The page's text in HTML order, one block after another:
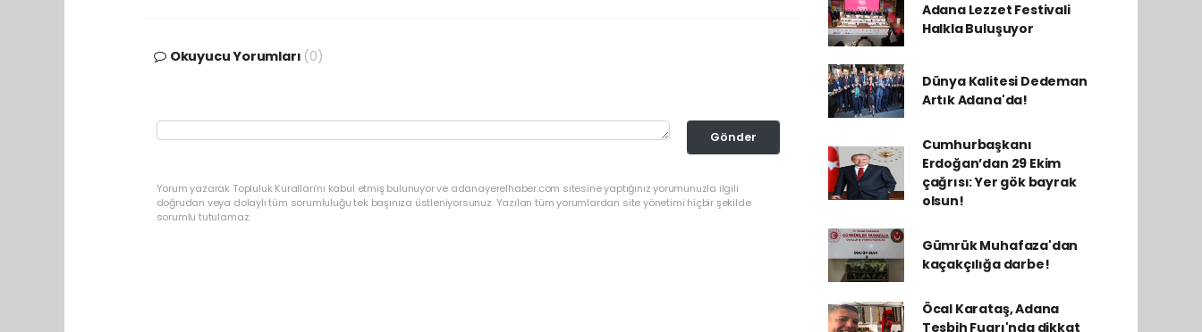
Okuyucu Yorumları (0)
Gönder
Yorum yazarak Topluluk Kuralları’nı kabul etmiş bulunuyor ve adanayerelhaber.com sitesine yaptığınız yorumunuzla ilgili
doğrudan veya dolaylı tüm sorumluluğu tek başınıza üstleniyorsunuz. Yazılan tüm yorumlardan site yönetimi hiçbir şekilde
sorumlu tutulamaz.
Adana Lezzet Festivali
Halkla Buluşuyor
Dünya Kalitesi Dedeman
Artık Adana'da!
Cumhurbaşkanı
Erdoğan’dan 29 Ekim
çağrısı: Yer gök bayrak
olsun!
Gümrük Muhafaza'dan
kaçakçılığa darbe!
Öcal Karataş, Adana
Tesbih Fuarı'nda dikkat